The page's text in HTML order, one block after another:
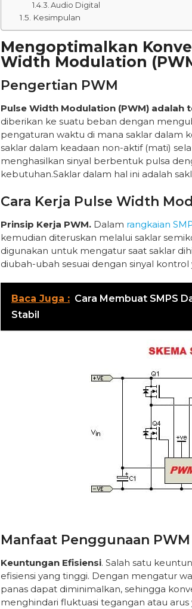
Audio Digital
Kesimpulan
Mengoptimalkan
Width Modulation
Pengertian PWM
Pulse Width Modulation (PWM) adalah
diberikan ke suatu beban dengan
pengaturan waktu di mana saklar dalam
saklar dalam keadaan non-aktif (mati)
menghasilkan sinyal berbentuk pulsa
kebutuhan.Saklar dalam hal ini adalah
Cara Kerja Pulse Width
Prinsip Kerja PWM. Dalam rangkaian
kemudian diteruskan melalui saklar
digunakan untuk mengatur saat saklar
diubah-ubah sesuai dengan sinyal kontrol
Baca Juga : Cara Membuat SMPS
Stabil
Manfaat Penggunaan PWM
Keuntungan Efisiensi. Salah satu
efisiensi yang tinggi. Dengan mengatur
panas dapat diminimalkan, sehingga
menghindari fluktuasi tegangan atau